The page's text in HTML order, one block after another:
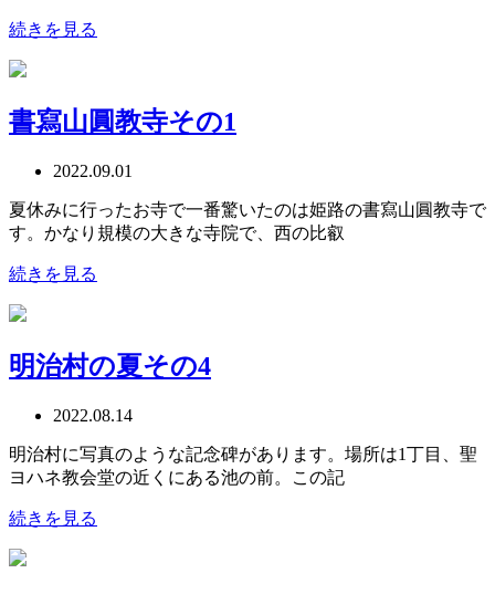
続きを見る
書寫山圓教寺その1
2022.09.01
夏休みに行ったお寺で一番驚いたのは姫路の書寫山圓教寺で
す。かなり規模の大きな寺院で、西の比叡
続きを見る
明治村の夏その4
2022.08.14
明治村に写真のような記念碑があります。場所は1丁目、聖
ヨハネ教会堂の近くにある池の前。この記
続きを見る